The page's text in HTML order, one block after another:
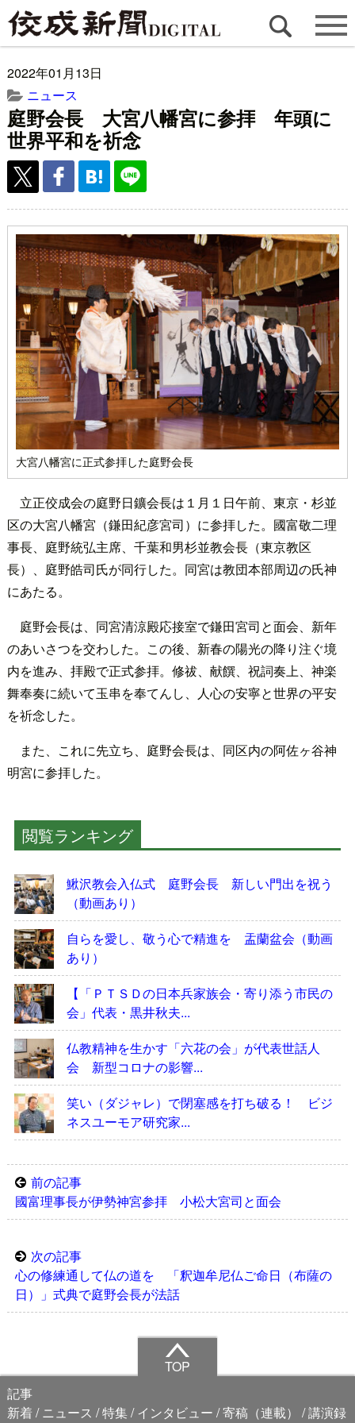
2022年01月13日
ニュース
庭野会長 大宮八幡宮に参拝 年頭に
世界平和を祈念
大宮八幡宮に正式参拝した庭野会長
立正佼成会の庭野日鑛会長は１月１日午前、東京・杉並
区の大宮八幡宮（鎌田紀彦宮司）に参拝した。國富敬二理
事長、庭野統弘主席、千葉和男杉並教会長（東京教区
長）、庭野皓司氏が同行した。同宮は教団本部周辺の氏神
にあたる。
庭野会長は、同宮清涼殿応接室で鎌田宮司と面会、新年
のあいさつを交わした。この後、新春の陽光の降り注ぐ境
内を進み、拝殿で正式参拝。修祓、献饌、祝詞奏上、神楽
舞奉奏に続いて玉串を奉てんし、人心の安寧と世界の平安
を祈念した。
また、これに先立ち、庭野会長は、同区内の阿佐ヶ谷神
明宮に参拝した。
閲覧ランキング
鰍沢教会入仏式 庭野会長 新しい門出を祝う
（動画あり）
自らを愛し、敬う心で精進を 盂蘭盆会（動画
あり）
【「ＰＴＳＤの日本兵家族会・寄り添う市民の
会」代表・黒井秋夫...
仏教精神を生かす「六花の会」が代表世話人
会 新型コロナの影響...
笑い（ダジャレ）で閉塞感を打ち破る！ ビジ
ネスユーモア研究家...
前の記事
國富理事長が伊勢神宮参拝 小松大宮司と面会
次の記事
心の修練通して仏の道を 「釈迦牟尼仏ご命日（布薩の
日）」式典で庭野会長が法話
TOP
記事
新着
ニュース 特集 インタビュー 寄稿（連載）
講演録